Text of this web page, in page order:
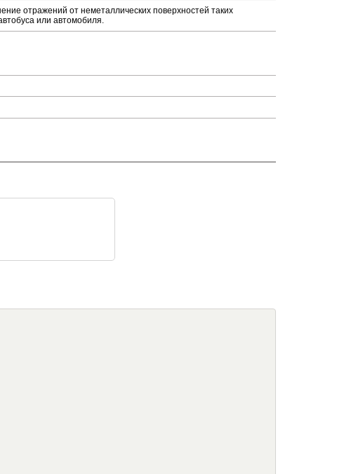
отражений от неметаллических поверхностей таких
или автомобиля.